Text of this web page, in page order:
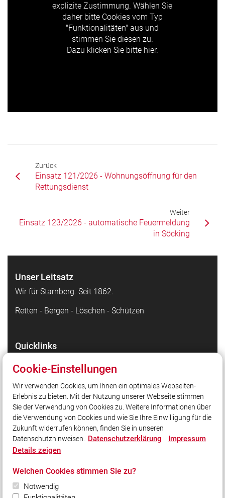
explizite Zustimmung. Wählen Sie
daher bitte Cookies vom Typ
"Funktionalitäten" aus und
stimmen Sie diesen zu.
Dazu klicken Sie bitte hier.
Zurück
Einsatz 121/2026 - Wohnungsöffnung für den
Rettungsdienst
Weiter
Einsatz 123/2026 - automatische Feuermeldung
in Söcking
Unser Leitsatz
Wir für Starnberg. Seit 1862.
Retten - Bergen - Löschen - Schützen
Quicklinks
Instagram - Bilder unserer Arbeit
TikTok - Kurzvideos zu unserer Arbeit
Stadt Starnberg
Kreisfeuerwehrverband Starnberg
Social Media
Bleiben Sie mit uns in Kontakt und vernetzen Sie sich
mit uns!
Cookie-Einstellungen
Wir verwenden Cookies, um Ihnen ein optimales Webseiten-
Erlebnis zu bieten. Mit der Nutzung unserer Webseite stimmen
Sie der Verwendung von Cookies zu. Weitere Informationen über
die Verwendung von Cookies und wie Sie Ihre Einwilligung für die
Zukunft widerrufen können, finden Sie in unseren
Datenschutzhinweisen. Datenschutzerklärung
Impressum
Details zeigen
Welchen Cookies stimmen Sie zu?
Notwendig